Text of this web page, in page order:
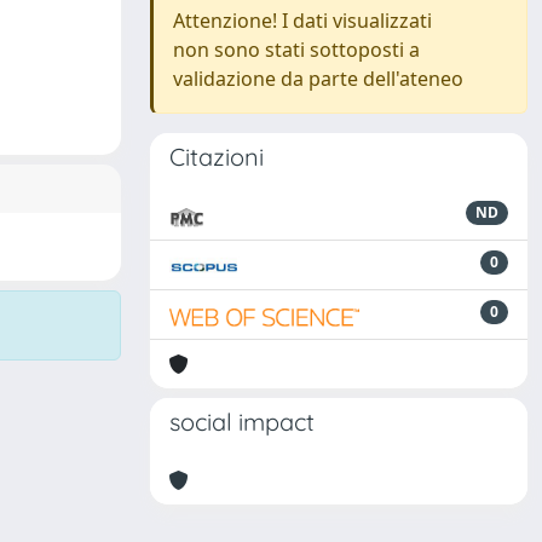
Attenzione! I dati visualizzati
non sono stati sottoposti a
validazione da parte dell'ateneo
Citazioni
ND
0
0
social impact